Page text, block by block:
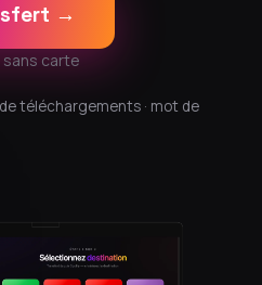
→
sans carte
téléchargements · mot de